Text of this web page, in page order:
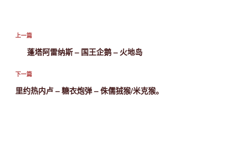
文
航
上
文
章
上一篇
蓬塔阿雷纳斯 – 国王企鹅 – 火地岛
下
一
下一篇
里约热内卢 – 糖衣炮弹 – 侏儒狨猴/米克猴。